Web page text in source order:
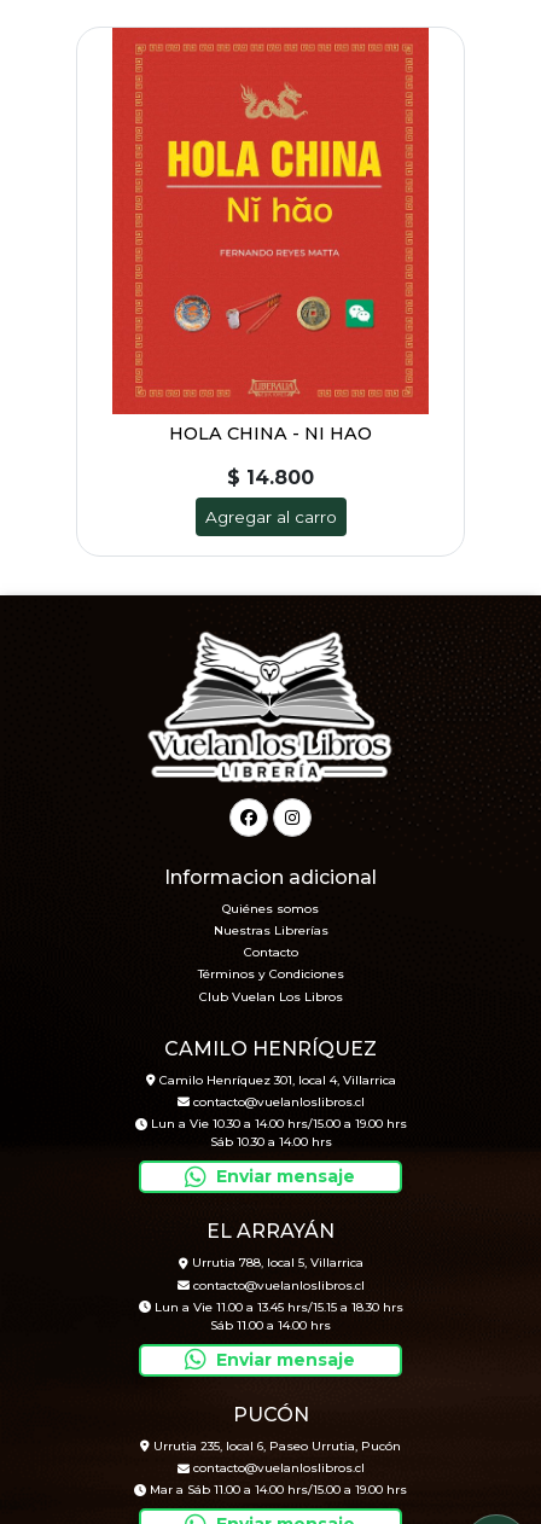
HOLA CHINA - NI HAO
$ 14.800
Agregar al carro
Informacion adicional
Quiénes somos
Nuestras Librerías
Contacto
Términos y Condiciones
Club Vuelan Los Libros
CAMILO HENRÍQUEZ
Camilo Henríquez 301, local 4, Villarrica
contacto@vuelanloslibros.cl
Lun a Vie 10.30 a 14.00 hrs/15.00 a 19.00 hrs
Sáb 10.30 a 14.00 hrs
Enviar mensaje
EL ARRAYÁN
Urrutia 788, local 5, Villarrica
contacto@vuelanloslibros.cl
Lun a Vie 11.00 a 13.45 hrs/15.15 a 18.30 hrs
Sáb 11.00 a 14.00 hrs
Enviar mensaje
PUCÓN
Urrutia 235, local 6, Paseo Urrutia, Pucón
contacto@vuelanloslibros.cl
Mar a Sáb 11.00 a 14.00 hrs/15.00 a 19.00 hrs